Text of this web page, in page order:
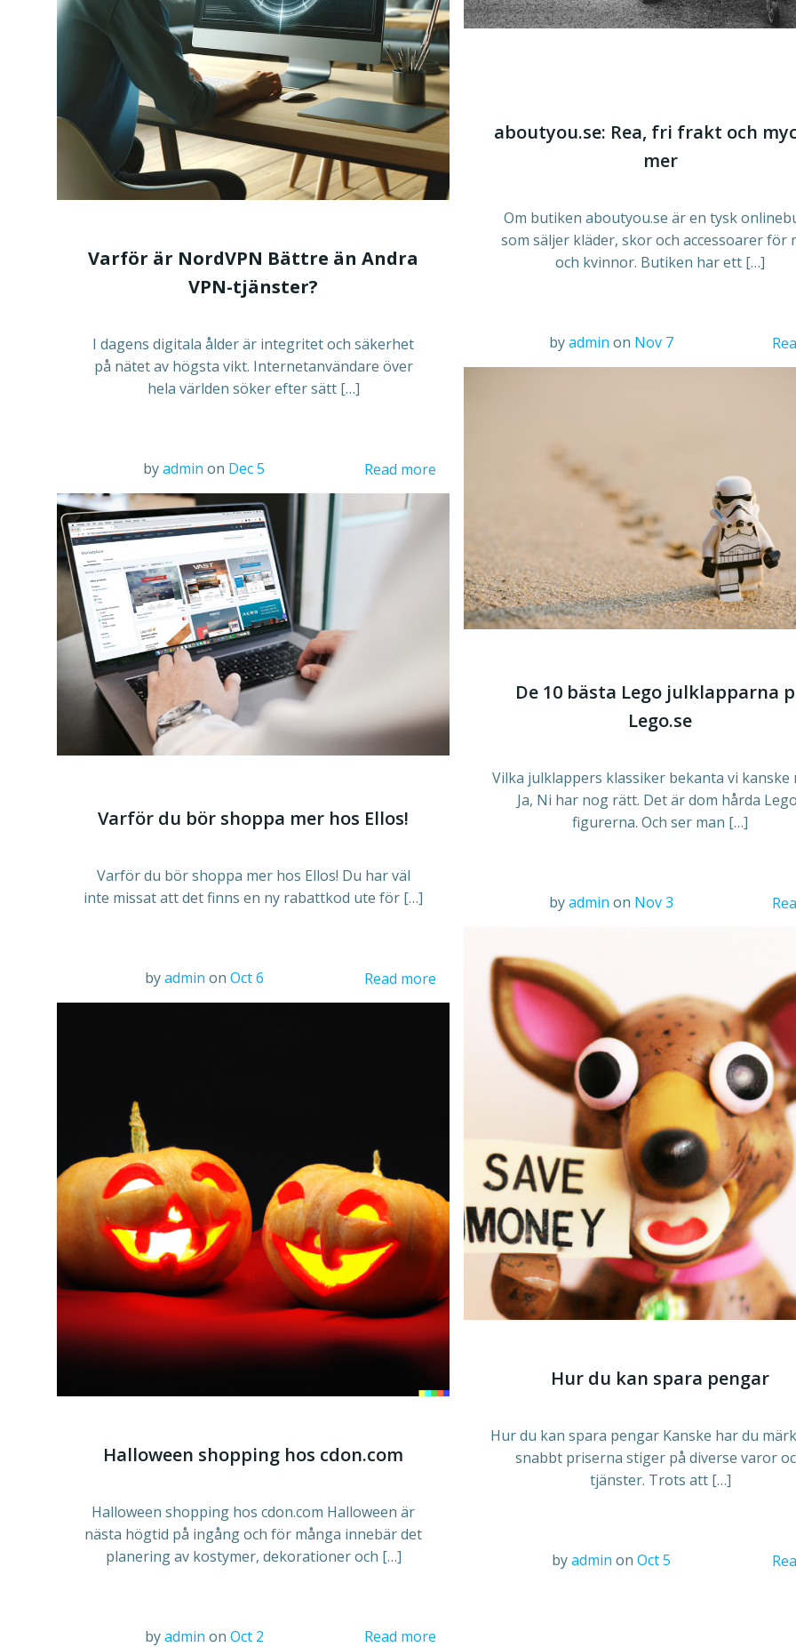
Varför är NordVPN Bättre än Andra
VPN-tjänster?
I dagens digitala ålder är integritet och säkerhet
på nätet av högsta vikt. Internetanvändare över
hela världen söker efter sätt […]
byadmin on Dec 5 Read more
aboutyou.se: Rea, fri frakt och
mer
Om butiken aboutyou.se är en tysk
som säljer kläder, skor och accessoarer för
och kvinnor. Butiken har ett […]
byadmin on Nov 7
De 10 bästa Lego julklapparna
Lego.se
Vilka julklappers klassiker bekanta vi kanske
Ja, Ni har nog rätt. Det är dom hårda
figurerna. Och ser man […]
byadmin on Nov 3
Varför du bör shoppa mer hos Ellos!
Varför du bör shoppa mer hos Ellos! Du har väl
inte missat att det finns en ny rabattkod ute för […]
byadmin on Oct 6 Read more
Hur du kan spara pengar
Hur du kan spara pengar Kanske har du
snabbt priserna stiger på diverse varor
tjänster. Trots att […]
byadmin on Oct 5
Halloween shopping hos cdon.com
Halloween shopping hoscdon.com Halloween är
nästa högtid på ingång och för många innebär det
planering av kostymer, dekorationer och […]
byadmin on Oct 2 Read more